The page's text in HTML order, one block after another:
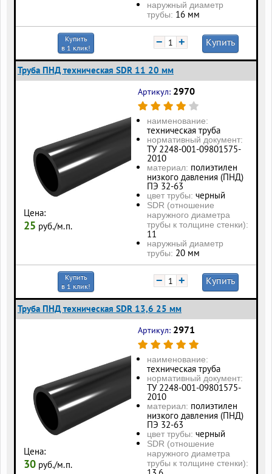
наружный диаметр
трубы: 16 мм
Купить
в 1 клик!
− + Купить
Труба ПНД техническая SDR 11 20 мм
Цена:
25 руб./м.п.
Артикул: 2970
наименование:
техническая труба
нормативный документ:
ТУ 2248-001-09801575-
2010
материал: полиэтилен
низкого давления (ПНД)
ПЭ 32-63
цвет трубы: черный
SDR (отношение
наружного диаметра
трубы к толщине стенки):
11
наружный диаметр
трубы: 20 мм
Купить
в 1 клик!
− + Купить
Труба ПНД техническая SDR 13,6 25 мм
Цена:
30 руб./м.п.
Артикул: 2971
наименование:
техническая труба
нормативный документ:
ТУ 2248-001-09801575-
2010
материал: полиэтилен
низкого давления (ПНД)
ПЭ 32-63
цвет трубы: черный
SDR (отношение
наружного диаметра
трубы к толщине стенки):